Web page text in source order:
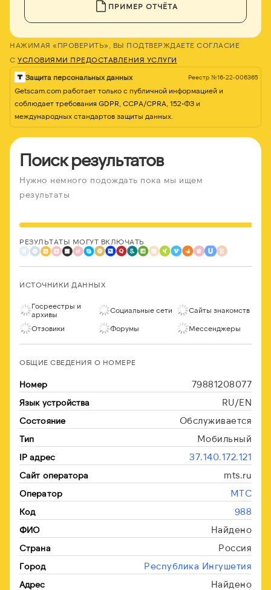
ПРИМЕР ОТЧЁТА
НАЖИМАЯ «ПРОВЕРИТЬ», ВЫ ПОДТВЕРЖДАЕТЕ СОГЛАСИЕ
С УСЛОВИЯМИ ПРЕДОСТАВЛЕНИЯ УСЛУГИ
Защита персональных данных Реестр №16-22-006365
Getscam.com работает только с публичной информацией и
соблюдает требования GDPR, CCPA/CPRA, 152-ФЗ и
международных стандартов защиты данных.
Поиск результатов
Нужно немного подождать пока мы ищем
результаты
РЕЗУЛЬТАТЫ МОГУТ ВКЛЮЧАТЬ
ИСТОЧНИКИ ДАННЫХ
Госреестры и
архивы
Социальные сети Сайты знакомств
Отзовики Форумы Мессенджеры
ОБЩИЕ СВЕДЕНИЯ О НОМЕРЕ
Номер 79881208077
Язык устройства RU/EN
Состояние Обслуживается
Тип Мобильный
IP адрес 37.140.172.121
Сайт оператора mts.ru
Оператор МТС
Код 988
ФИО Найдено
Страна Россия
Город Республика Ингушетия
Адрес Найдено